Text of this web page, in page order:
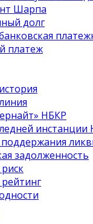
Шарпа
долг
платеж
НБКР
инстанции
задолженность